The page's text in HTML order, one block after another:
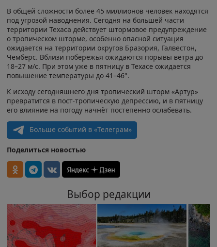
В общей сложности более 45 миллионов человек находятся
под угрозой наводнения. Сегодня на большей части
территории Техаса действует штормовое предупреждение
о тропическом шторме, особенно опасной ситуация
ожидается на территории округов Бразория, Галвестон,
Чемберс. Вблизи побережья ожидаются порывы ветра до
18–27 м/с. При этом уже в пятницу в Техасе ожидается
повышение температуры до 41–46°.
К исходу сегодняшнего дня тропический шторм «Артур»
превратится в пост-тропическую депрессию, и в пятницу
его влияние на погоду начнёт постепенно ослабевать.
Больше событий в «Телеграм»
Поделиться новостью
Выбор редакции